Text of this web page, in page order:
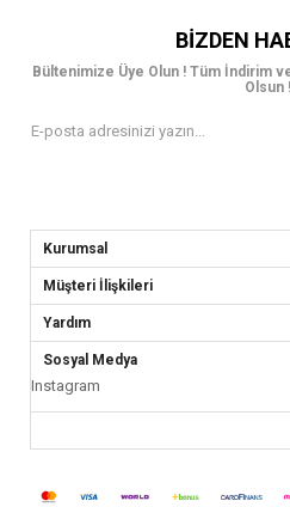
BIZDEN
Bültenimize Üye Olun ! Tüm İndirim
Olsun !
Kurumsal
Müşteri İlişkileri
Yardım
Sosyal Medya
Instagram